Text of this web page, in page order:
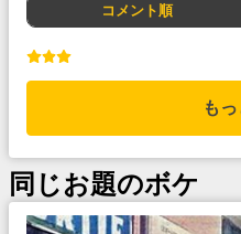
コメント順
も
同じお題のボケ